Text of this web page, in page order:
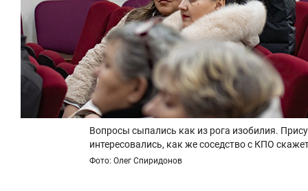
Вопросы сыпались как из рога изобилия.
интересовались, как же соседство с КПО
Фото: Олег Спиридонов